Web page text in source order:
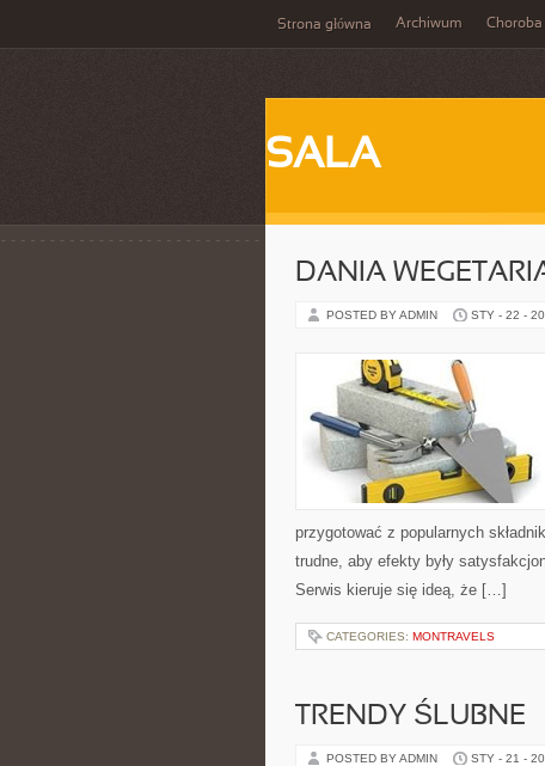
Strona główna Archiwum Choroba
SALA
DANIA
POSTED BY ADMIN STY - 22 -
przygotować z popularnych
trudne, aby efekty były
Serwis kieruje się ideą, że […]
CATEGORIES: MONTRAVELS
TRENDY ŚLUBNE
POSTED BY ADMIN STY - 21 -